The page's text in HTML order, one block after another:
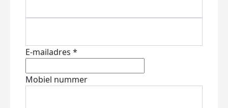
E-mailadres *
Mobiel nummer